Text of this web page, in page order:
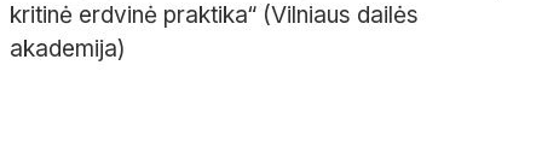
kritinė erdvinė praktika“ (Vilniaus dailės
akademija)